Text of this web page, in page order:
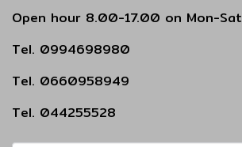
Open hour 8.00-17.00 on Mon-Sat
Tel. 0994698980
Tel. 0660958949
Tel. 044255528